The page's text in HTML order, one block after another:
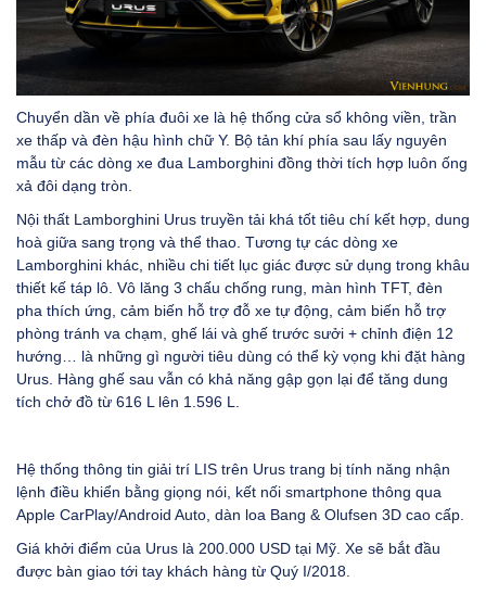
Chuyển dần về phía đuôi xe là hệ thống cửa sổ không viền, trần
xe thấp và đèn hậu hình chữ Y. Bộ tản khí phía sau lấy nguyên
mẫu từ các dòng xe đua Lamborghini đồng thời tích hợp luôn ống
xả đôi dạng tròn.
Nội thất Lamborghini Urus truyền tải khá tốt tiêu chí kết hợp, dung
hoà giữa sang trọng và thể thao. Tương tự các dòng xe
Lamborghini khác, nhiều chi tiết lục giác được sử dụng trong khâu
thiết kế táp lô. Vô lăng 3 chấu chống rung, màn hình TFT, đèn
pha thích ứng, cảm biến hỗ trợ đỗ xe tự động, cảm biến hỗ trợ
phòng tránh va chạm, ghế lái và ghế trước sưởi + chỉnh điện 12
hướng… là những gì người tiêu dùng có thể kỳ vọng khi đặt hàng
Urus. Hàng ghế sau vẫn có khả năng gập gọn lại để tăng dung
tích chở đồ từ 616 L lên 1.596 L.
Hệ thống thông tin giải trí LIS trên Urus trang bị tính năng nhận
lệnh điều khiển bằng giọng nói, kết nối smartphone thông qua
Apple CarPlay/Android Auto, dàn loa Bang & Olufsen 3D cao cấp.
Giá khởi điểm của Urus là 200.000 USD tại Mỹ. Xe sẽ bắt đầu
được bàn giao tới tay khách hàng từ Quý I/2018.